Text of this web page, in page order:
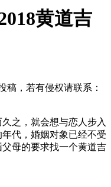
黄道吉
稿，若有侵权请联系：
之，就会想与恋人步入
代，婚姻对象已经不受
母的要求找一个黄道吉